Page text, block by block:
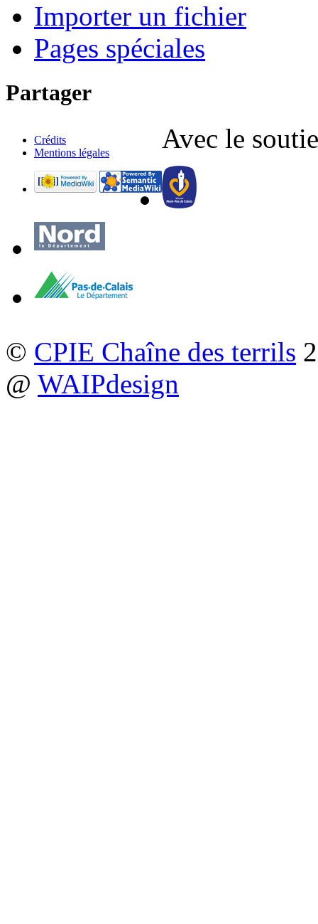
Importer un fichier
Pages spéciales
Partager
Crédits
Mentions légales
Avec le
© CPIE Chaîne des terrils
@ WAIPdesign